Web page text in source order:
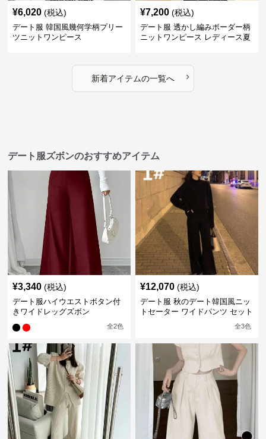
¥6,020 (税込)
デート服 韓国風幾何学柄プリー
ツニットワンピース
¥7,200 (税込)
デート服 透かし編みボーダー柄
ニットワンピース レディース夏
新着アイテムの一覧へ ›
デート服ズボンのおすすめアイテム
¥3,340 (税込)
デート服ハイウエストボタン付
きワイドレッグズボン
全2色
¥12,070 (税込)
デート服 秋のデート韓国風ニッ
トセーター ワイドパンツ セット
全3色